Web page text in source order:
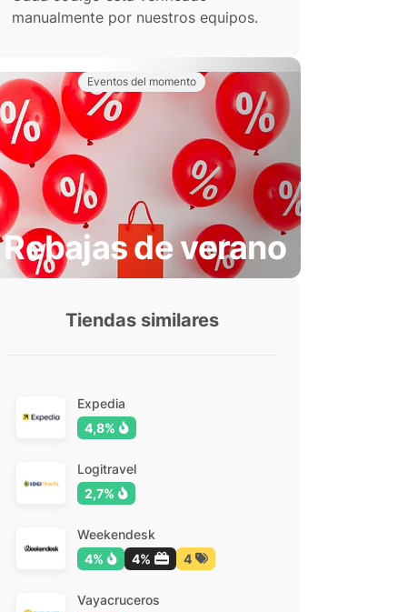
manualmente por nuestros equipos.
Eventos del momento
Rebajas de verano
Tiendas similares
Expedia
4,8%
Logitravel
2,7%
Weekendesk
4%
4% 4
Vayacruceros